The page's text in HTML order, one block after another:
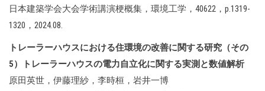
日本建築学会大会学術講演梗概集，環境工学，40622，p.1319-
1320，2024.08.
トレーラーハウスにおける住環境の改善に関する研究（その
5）トレーラーハウスの電力自立化に関する実測と数値解析
原田英世，伊藤理紗，李時桓，岩井一博